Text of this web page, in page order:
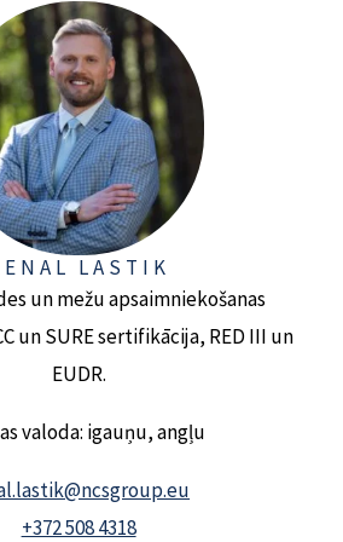
LASTIK
un mežu apsaimniekošanas
un SURE sertifikācija, RED III un
EUDR.
valoda: igauņu, angļu
+372 508 4318